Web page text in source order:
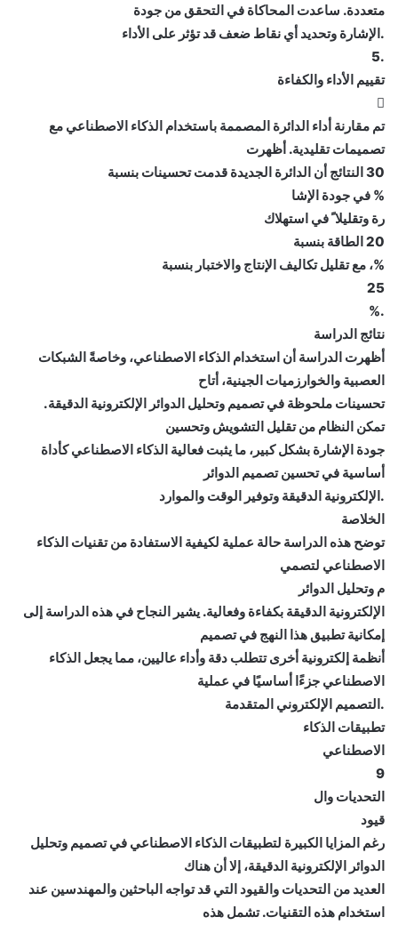
متعددة. ساعدت المحاكاة في التحقق من جودة
.الإشارة وتحديد أي نقاط ضعف قد تؤثر على الأداء
.5
تقييم الأداء والكفاءة

تم مقارنة أداء الدائرة المصممة باستخدام الذكاء الاصطناعي مع
تصميمات تقليدية. أظهرت
30 النتائج أن الدائرة الجديدة قدمت تحسينات بنسبة
% في جودة الإشا
رة وتقليلا ً في استهلاك
20 الطاقة بنسبة
%، مع تقليل تكاليف الإنتاج والاختبار بنسبة
25
.%
نتائج الدراسة
أظهرت الدراسة أن استخدام الذكاء الاصطناعي، وخاصةً الشبكات
العصبية والخوارزميات الجينية، أتاح
تحسينات ملحوظة في تصميم وتحليل الدوائر الإلكترونية الدقيقة.
تمكن النظام من تقليل التشويش وتحسين
جودة الإشارة بشكل كبير، ما يثبت فعالية الذكاء الاصطناعي كأداة
أساسية في تحسين تصميم الدوائر
.الإلكترونية الدقيقة وتوفير الوقت والموارد
الخلاصة
توضح هذه الدراسة حالة عملية لكيفية الاستفادة من تقنيات الذكاء
الاصطناعي لتصمي
م وتحليل الدوائر
الإلكترونية الدقيقة بكفاءة وفعالية. يشير النجاح في هذه الدراسة إلى
إمكانية تطبيق هذا النهج في تصميم
أنظمة إلكترونية أخرى تتطلب دقة وأداء عاليين، مما يجعل الذكاء
الاصطناعي جزءًا أساسيًا في عملية
.التصميم الإلكتروني المتقدمة
تطبيقات الذكاء
الاصطناعي
9
التحديات وال
قيود
رغم المزايا الكبيرة لتطبيقات الذكاء الاصطناعي في تصميم وتحليل
الدوائر الإلكترونية الدقيقة، إلا أن هناك
العديد من التحديات والقيود التي قد تواجه الباحثين والمهندسين عند
استخدام هذه التقنيات. تشمل هذه